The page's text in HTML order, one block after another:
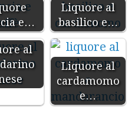
e…
Liquore al
basilico e…
al
Liquore al
cardamomo
e…